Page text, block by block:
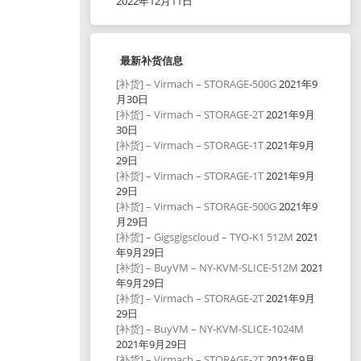
最新补货信息
[补货] – Virmach – STORAGE-500G2021年9
月30日
[补货] – Virmach – STORAGE-2T2021年9月
30日
[补货] – Virmach – STORAGE-1T2021年9月
29日
[补货] – Virmach – STORAGE-1T2021年9月
29日
[补货] – Virmach – STORAGE-500G2021年9
月29日
[补货] – Gigsgigscloud – TYO-K1 512M 2021
年9月29日
[补货] – BuyVM – NY-KVM-SLICE-512M 2021
年9月29日
[补货] – Virmach – STORAGE-2T2021年9月
29日
[补货] – BuyVM – NY-KVM-SLICE-1024M
2021年9月29日